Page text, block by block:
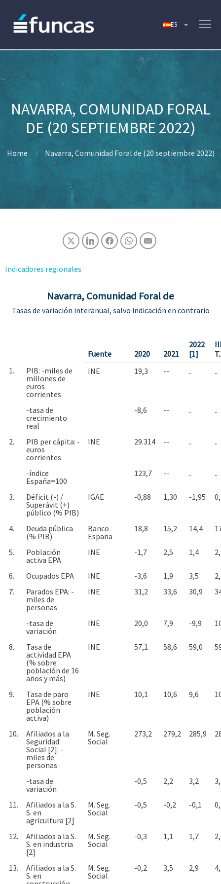
NAVARRA, COMUNIDAD FORAL
DE (20 SEPTIEMBRE 2022)
Home Navarra, Comunidad Foral de (20 septiembre 2022)
Indicadores regionales
Navarra, Comunidad Foral de
Tasas de variación interanual, salvo indicación en contrario
Fuente 2020 2021
2022
[1]
1.
PIB: -miles de
millones de
euros
corrientes
INE 19,3 -- .. ..
-tasa de
crecimiento
real
-8,6 -- .. ..
2.
PIB per cápita: -
euros
corrientes
INE 29.314 -- .. ..
-índice
España=100
123,7 -- .. ..
3.
Déficit (-) /
Superávit (+)
público (% PIB)
IGAE -0,88 1,30 -1,95
4.
Deuda pública
(% PIB)
Banco
España
18,8 15,2 14,4
5.
Población
activa EPA
INE -1,7 2,5 1,4
6. Ocupados EPA INE -3,6 1,9 3,5
7.
Parados EPA: -
miles de
personas
INE 31,2 33,6 30,9
-tasa de
variación
INE 20,0 7,9 -9,9
8.
Tasa de
actividad EPA
(% sobre
población de 16
años y más)
INE 57,1 58,6 59,0
9.
Tasa de paro
EPA (% sobre
población
activa)
INE 10,1 10,6 9,6
10.
Afiliados a la
Seguridad
Social [2]: -
miles de
personas
M. Seg.
Social
273,2 279,2 285,9
-tasa de
variación
-0,5 2,2 3,2
11.
Afiliados a la S.
S. en
agricultura [2]
M. Seg.
Social
-0,5 -0,2 -0,1
12.
Afiliados a la S.
S. en industria
[2]
M. Seg.
Social
-0,3 1,1 1,7
13.
Afiliados a la S.
S. en
M. Seg.
Social
-0,2 3,5 2,9